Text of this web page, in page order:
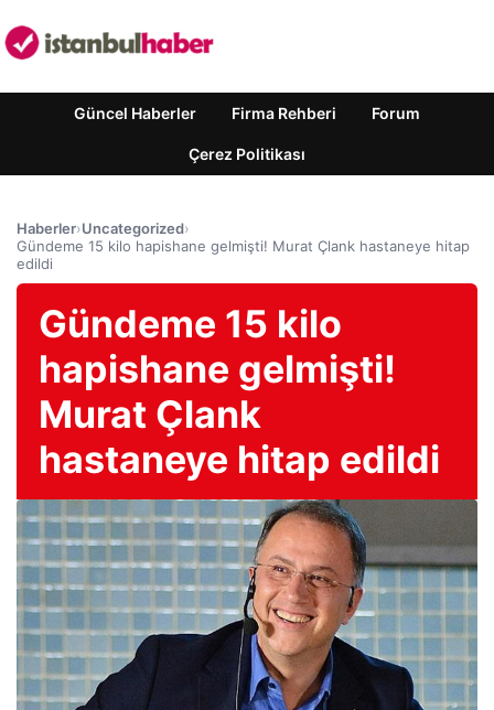
Güncel Haberler Firma Rehberi Forum
Çerez Politikası
Haberler›Uncategorized›
Gündeme 15 kilo hapishane gelmişti! Murat Çlank hastaneye hitap
edildi
Gündeme 15 kilo
hapishane gelmişti!
Murat Çlank
hastaneye hitap edildi